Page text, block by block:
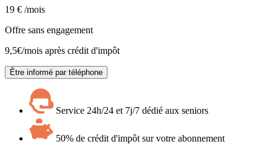
19 € /mois
Offre sans engagement
9,5€/mois après crédit d'impôt
Être informé par téléphone
Service 24h/24 et 7j/7 dédié aux seniors
50% de crédit d'impôt sur votre abonnement